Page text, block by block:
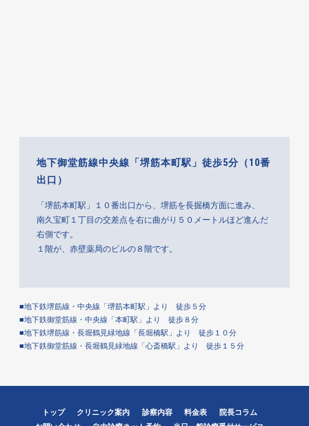
地下御堂筋線中央線「堺筋本町駅」徒歩5分（10番
出口）
「堺筋本町駅」１０番出口から、堺筋を長掘橋方面に進み、
南久宝町１丁目の交差点を右に曲がり５０メートルほど進んだ
右側です。
１階が、赤壁薬局のビルの８階です。
■地下鉄堺筋線・中央線「堺筋本町駅」より 徒歩５分
■地下鉄御堂筋線・中央線「本町駅」より 徒歩８分
■地下鉄堺筋線・長堀鶴見緑地線「長堀橋駅」より 徒歩１０分
■地下鉄御堂筋線・長堀鶴見緑地線「心斎橋駅」より 徒歩１５分
トップ クリニック案内 診察内容 料金表
院長コラム